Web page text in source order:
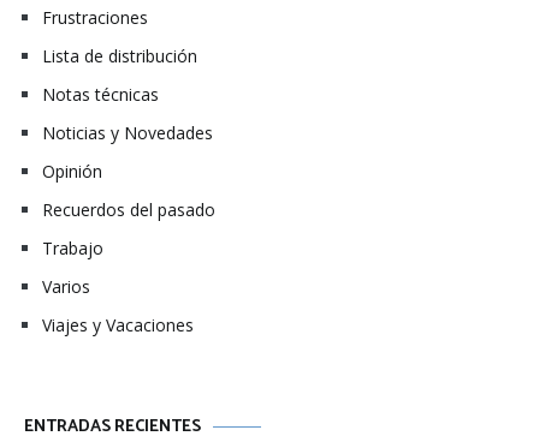
Frustraciones
Lista de distribución
Notas técnicas
Noticias y Novedades
Opinión
Recuerdos del pasado
Trabajo
Varios
Viajes y Vacaciones
ENTRADAS RECIENTES